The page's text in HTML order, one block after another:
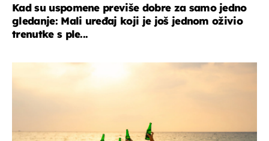
Kad su uspomene previše dobre za samo jedno
gledanje: Mali uređaj koji je još jednom oživio
trenutke s ple...